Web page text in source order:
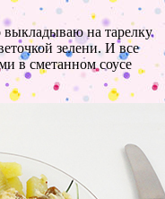
выкладываю на тарелку
зелени. И все
в сметанном соусе